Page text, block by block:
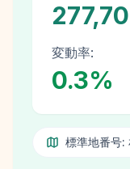
変動率:
0.3%
標準地番号: